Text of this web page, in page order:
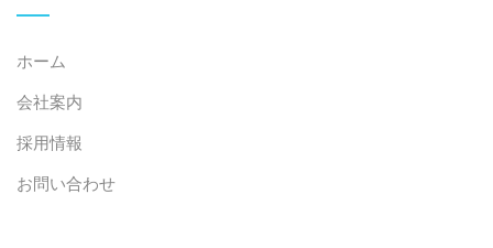
ホーム
会社案内
採用情報
お問い合わせ